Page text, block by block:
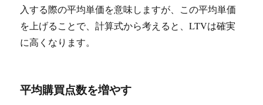
入する際の平均単価を意味しますが、この平均単価
を上げることで、計算式から考えると、LTVは確実
に高くなります。
平均購買点数を増やす